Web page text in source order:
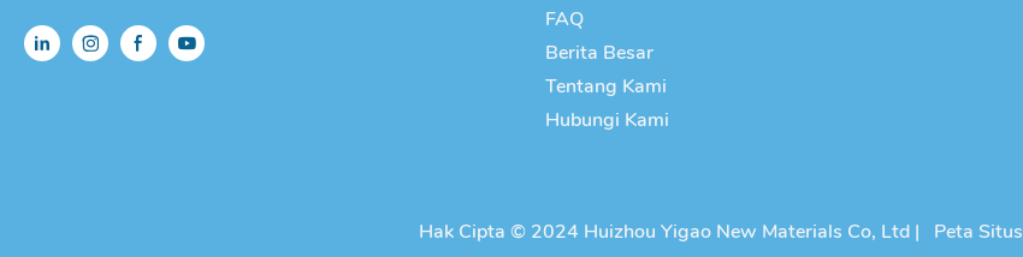
FAQ
Berita Besar
Tentang Kami
Hubungi Kami
Hak Cipta © 2024 Huizhou Yigao New Materials Co, Ltd | Peta Situs